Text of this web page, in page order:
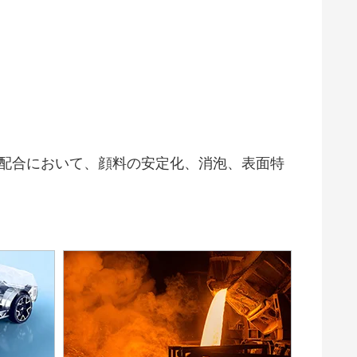
合において、顔料の安定化、消泡、表面特